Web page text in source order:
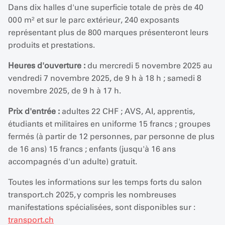
Dans dix halles d'une superficie totale de près de 40
000 m² et sur le parc extérieur, 240 exposants
représentant plus de 800 marques présenteront leurs
produits et prestations.
Heures d'ouverture : du mercredi 5 novembre 2025 au
vendredi 7 novembre 2025, de 9 h à 18 h ; samedi 8
novembre 2025, de 9 h à 17 h.
Prix d'entrée : adultes 22 CHF ; AVS, AI, apprentis,
étudiants et militaires en uniforme 15 francs ; groupes
fermés (à partir de 12 personnes, par personne de plus
de 16 ans) 15 francs ; enfants (jusqu'à 16 ans
accompagnés d'un adulte) gratuit.
Toutes les informations sur les temps forts du salon
transport.ch 2025, y compris les nombreuses
manifestations spécialisées, sont disponibles sur :
transport.ch